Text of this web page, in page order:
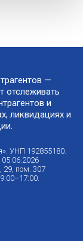
—
отслеживать
и
ликвидациях и
УНП 192855180.
29, пом. 307